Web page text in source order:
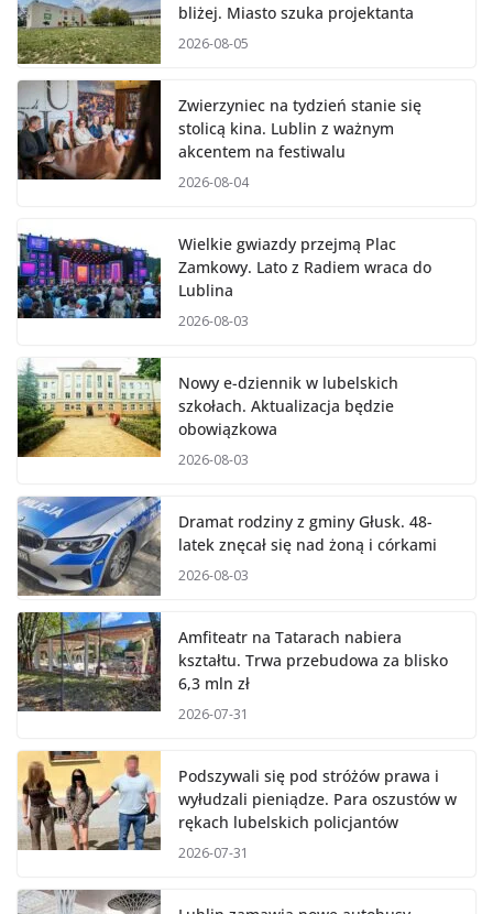
bliżej. Miasto szuka projektanta
2026-08-05
Zwierzyniec na tydzień stanie się
stolicą kina. Lublin z ważnym
akcentem na festiwalu
2026-08-04
Wielkie gwiazdy przejmą Plac
Zamkowy. Lato z Radiem wraca do
Lublina
2026-08-03
Nowy e-dziennik w lubelskich
szkołach. Aktualizacja będzie
obowiązkowa
2026-08-03
Dramat rodziny z gminy Głusk. 48-
latek znęcał się nad żoną i córkami
2026-08-03
Amfiteatr na Tatarach nabiera
kształtu. Trwa przebudowa za blisko
6,3 mln zł
2026-07-31
Podszywali się pod stróżów prawa i
wyłudzali pieniądze. Para oszustów w
rękach lubelskich policjantów
2026-07-31